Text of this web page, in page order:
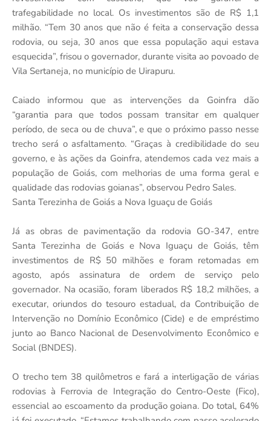
trafegabilidade no local. Os investimentos são de R$ 1,1
milhão. “Tem 30 anos que não é feita a conservação dessa
rodovia, ou seja, 30 anos que essa população aqui estava
esquecida”, frisou o governador, durante visita ao povoado de
Vila Sertaneja, no município de Uirapuru.
Caiado informou que as intervenções da Goinfra dão
“garantia para que todos possam transitar em qualquer
período, de seca ou de chuva”, e que o próximo passo nesse
trecho será o asfaltamento. “Graças à credibilidade do seu
governo, e às ações da Goinfra, atendemos cada vez mais a
população de Goiás, com melhorias de uma forma geral e
qualidade das rodovias goianas”, observou Pedro Sales.
Santa Terezinha de Goiás a Nova Iguaçu de Goiás
Já as obras de pavimentação da rodovia GO-347, entre
Santa Terezinha de Goiás e Nova Iguaçu de Goiás, têm
investimentos de R$ 50 milhões e foram retomadas em
agosto, após assinatura de ordem de serviço pelo
governador. Na ocasião, foram liberados R$ 18,2 milhões, a
executar, oriundos do tesouro estadual, da Contribuição de
Intervenção no Domínio Econômico (Cide) e de empréstimo
junto ao Banco Nacional de Desenvolvimento Econômico e
Social (BNDES).
O trecho tem 38 quilômetros e fará a interligação de várias
rodovias à Ferrovia de Integração do Centro-Oeste (Fico),
essencial ao escoamento da produção goiana. Do total, 64%